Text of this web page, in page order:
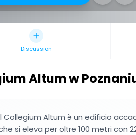
Discussion
Altum w
Collegium Altum è un edificio
si eleva per oltre 100 metri con